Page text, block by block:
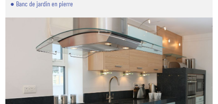
Banc de jardin en pierre